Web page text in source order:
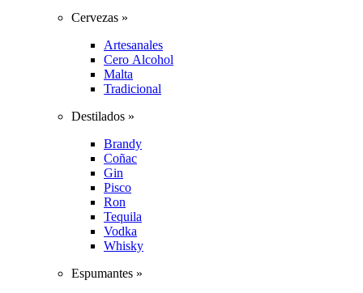
Cervezas »
Artesanales
Cero Alcohol
Malta
Tradicional
Destilados »
Brandy
Coñac
Gin
Pisco
Ron
Tequila
Vodka
Whisky
Espumantes »